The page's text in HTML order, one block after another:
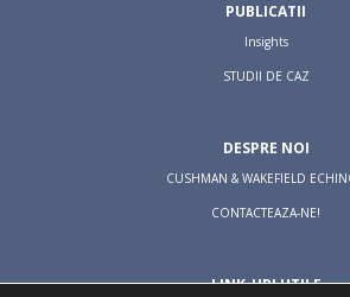
PUBLICATII
Insights
STUDII DE CAZ
DESPRE NOI
CUSHMAN & WAKEFIELD
CONTACTEAZA-NE!
LINK-URI UTILE